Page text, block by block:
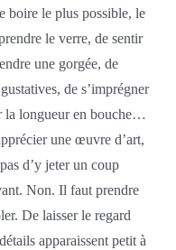
boire le plus possible, le
le verre, de sentir
une gorgée, de
de s’imprégner
la longueur en bouche…
une œuvre d’art,
d’y jeter un coup
Non. Il faut prendre
De laisser le regard
apparaissent petit à